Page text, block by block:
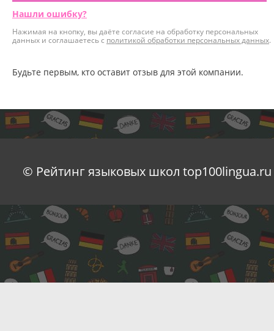
Нашли ошибку?
Нажимая на кнопку, вы даёте согласие на обработку персональных
данных и соглашаетесь с политикой обработки персональных данных.
Будьте первым, кто оставит отзыв для этой компании.
© Рейтинг языковых школ top100lingua.ru